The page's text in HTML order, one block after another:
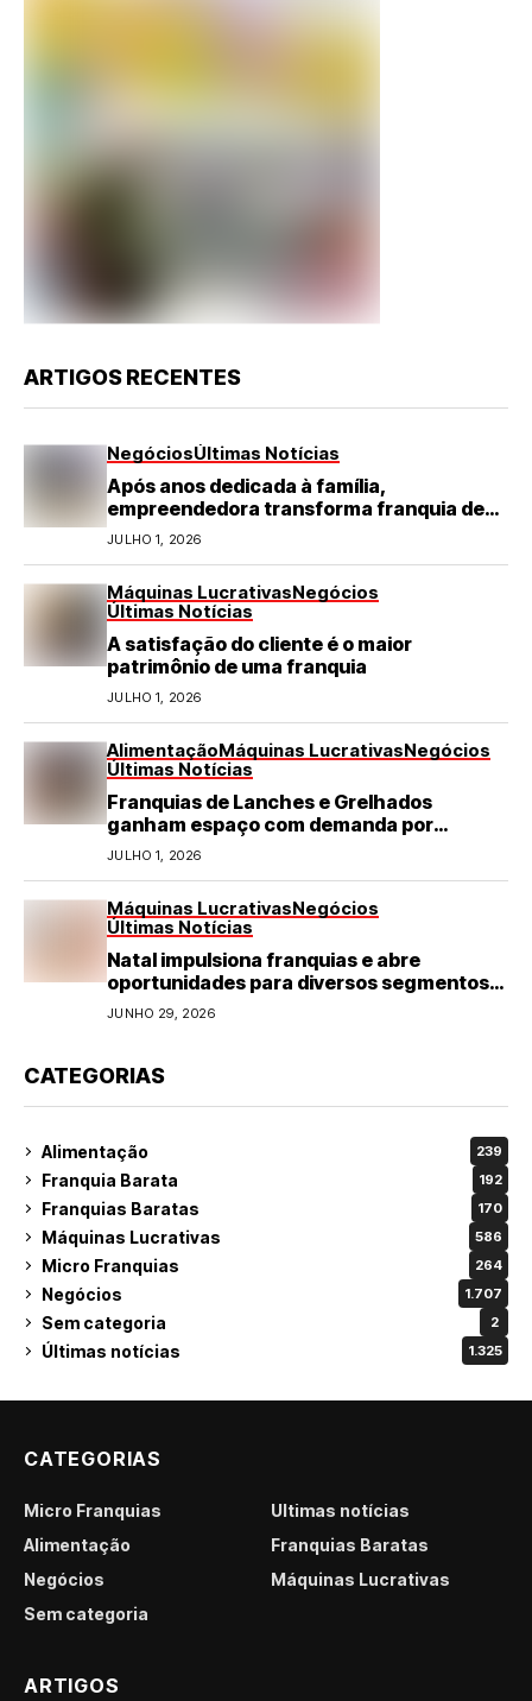
ARTIGOS RECENTES
NegóciosÚltimas Notícias
Após anos dedicada à família,
empreendedora transforma franquia de
turismo em negócio de destaque no RN
JULHO 1, 2026
Máquinas LucrativasNegócios
Últimas Notícias
A satisfação do cliente é o maior
patrimônio de uma franquia
JULHO 1, 2026
AlimentaçãoMáquinas LucrativasNegócios
Últimas Notícias
Franquias de Lanches e Grelhados
ganham espaço com demanda por
refeições rápidas e de qualidade
JULHO 1, 2026
Máquinas LucrativasNegócios
Últimas Notícias
Natal impulsiona franquias e abre
oportunidades para diversos segmentos
do varejo
JUNHO 29, 2026
CATEGORIAS
Alimentação 239
Franquia Barata 192
Franquias Baratas 170
Máquinas Lucrativas 586
Micro Franquias 264
Negócios 1.707
Sem categoria 2
Últimas notícias 1.325
CATEGORIAS
Micro Franquias
Últimas notícias
Alimentação
Franquias Baratas
Negócios
Máquinas Lucrativas
Sem categoria
ARTIGOS